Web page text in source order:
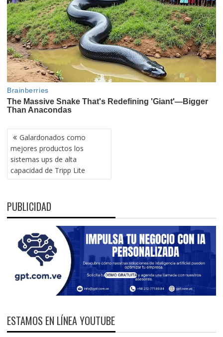
NAVEGACIÓN
DE
ENTRADAS
Galardonados como
mejores productos los
sistemas ups de alta
capacidad de Tripp Lite
PUBLICIDAD
ESTAMOS EN LÍNEA YOUTUBE